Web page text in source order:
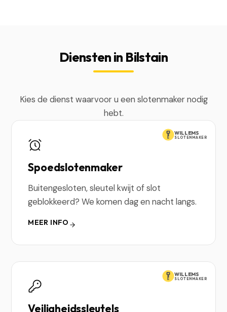
Diensten in Bilstain
Kies de dienst waarvoor u een slotenmaker nodig
hebt.
WILLEMS
SLOTENMAKER
Spoedslotenmaker
Buitengesloten, sleutel kwijt of slot
geblokkeerd? We komen dag en nacht langs.
MEER INFO
WILLEMS
SLOTENMAKER
Veiligheidssleutels